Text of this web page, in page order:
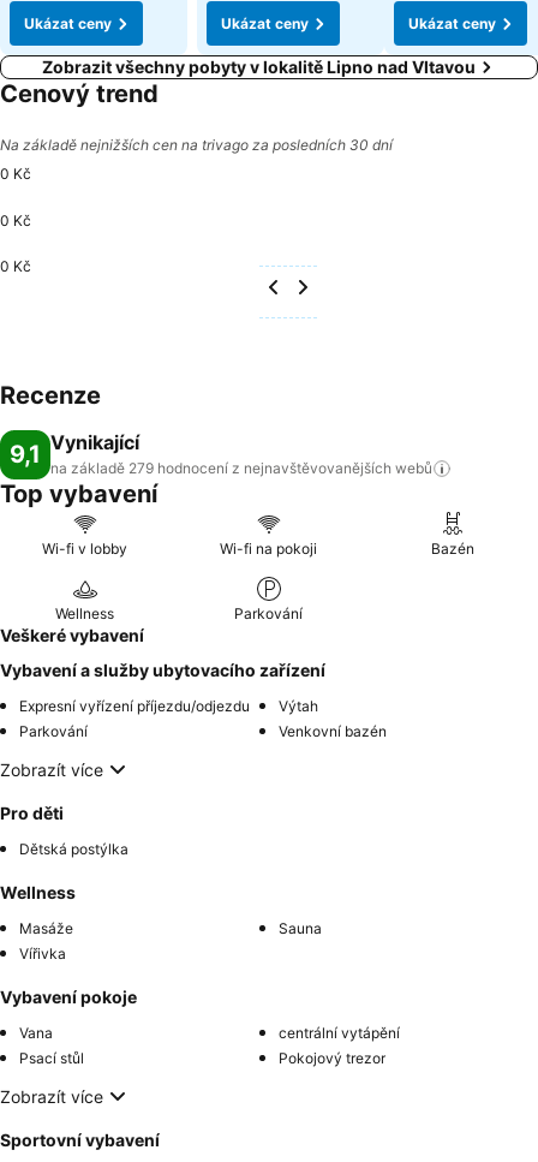
Ukázat ceny
Ukázat ceny Ukázat ceny
Zobrazit všechny pobyty v lokalitě Lipno nad Vltavou
Cenový trend
Na základě nejnižších cen na trivago za posledních 30 dní
0 Kč
0 Kč
0 Kč
Recenze
9,1 Vynikající
na základě 279 hodnocení z nejnavštěvovanějších webů
Top vybavení
Wi-fi v lobby Wi-fi na pokoji Bazén
Wellness Parkování
Veškeré vybavení
Vybavení a služby ubytovacího zařízení
Expresní vyřízení příjezdu/odjezdu
Výtah
Parkování
Venkovní bazén
Zobrazít více
Pro děti
Dětská postýlka
Wellness
Masáže
Sauna
Vířivka
Vybavení pokoje
Vana
centrální vytápění
Psací stůl
Pokojový trezor
Zobrazít více
Sportovní vybavení